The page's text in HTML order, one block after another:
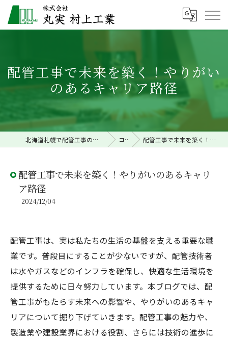
配管工事で未来を築く！やりがい
のあるキャリア路径
北海道札幌で配管工事の求人なら株式会社丸実村上工業 コラム 配管工事で未来を築く！やりがいのあるキャリア路径
配管工事で未来を築く！やりがいのあるキャリ
ア路径
2024/12/04
配管工事は、実は私たちの生活の基盤を支える重要な職
業です。普段目にすることが少ないですが、配管技術者
は水やガスなどのインフラを確保し、快適な生活環境を
提供するために日々努力しています。本ブログでは、配
管工事がもたらす未来への影響や、やりがいのあるキャ
リアについて掘り下げていきます。配管工事の魅力や、
製造業や建設業界における役割、さらには技術の進歩に